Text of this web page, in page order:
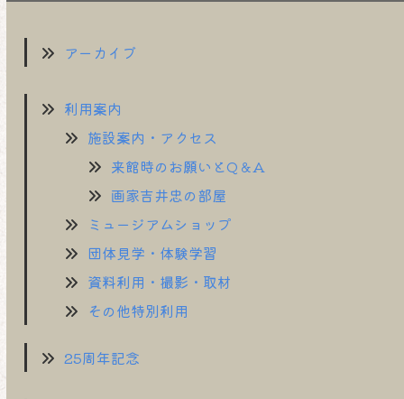
アーカイブ
利用案内
施設案内・アクセス
来館時のお願いとQ＆A
画家吉井忠の部屋
ミュージアムショップ
団体見学・体験学習
資料利用・撮影・取材
その他特別利用
25周年記念